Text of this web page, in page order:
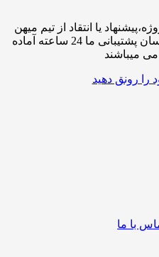
یا انتقاد از تیم میهن
وبمستر با ما تماس بگیرید.کارشناسان پشتیبانی ما 24 ساعته آماده
میباشند
رونق دهید
با ما